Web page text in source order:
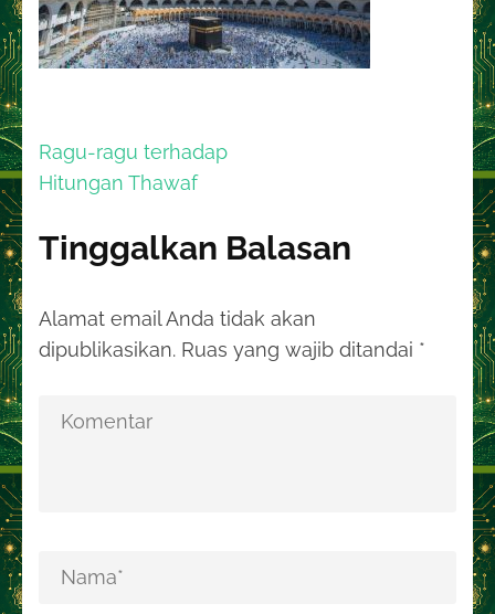
Navigasi
pos
Ragu-ragu terhadap
Hitungan Thawaf
Tinggalkan Balasan
Alamat email Anda tidak akan
dipublikasikan. Ruas yang wajib ditandai *